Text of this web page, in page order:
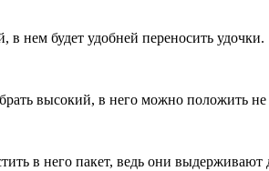
нем будет удобней переносить удочки.
высокий, в него можно положить
в него пакет, ведь они выдерживают